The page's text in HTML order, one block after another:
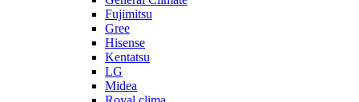
Fujimitsu
Gree
Hisense
Kentatsu
LG
Midea